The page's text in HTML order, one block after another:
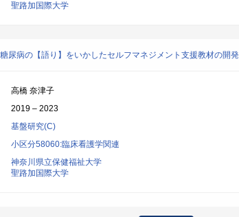
聖路加国際大学
尿病の【語り】をいかしたセルフマネジメント支援教材の開発
高橋 奈津子
2019 – 2023
基盤研究(C)
小区分58060:臨床看護学関連
神奈川県立保健福祉大学
聖路加国際大学